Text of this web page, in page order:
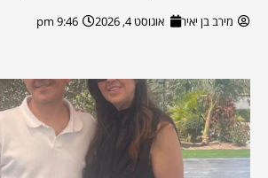
מירב בן יאיר אוגוסט 4, 2026 9:46 pm